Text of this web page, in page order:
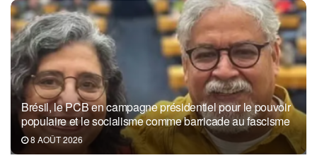
Brésil, le PCB en campagne présidentiel pour le pouvoir
populaire et le socialisme comme barricade au fascisme
8 AOÛT 2026